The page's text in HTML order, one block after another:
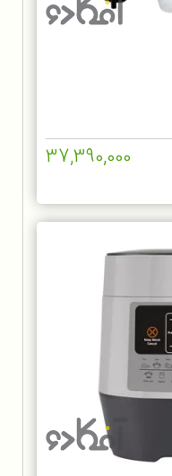
37,390,000